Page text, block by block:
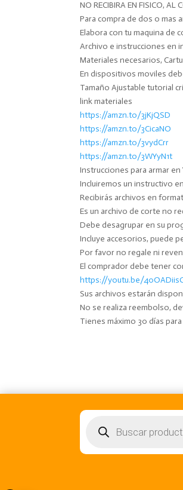
NO RECIBIRA EN FISICO,
Para compra de dos o mas
Elabora con tu maquina de
Archivo e instrucciones en
Materiales necesarios,
En dispositivos moviles
Tamaño Ajustable tutorial
link materiales
https://amzn.to/3jKjQSD
https://amzn.to/3CicaNO
https://amzn.to/3vydCrr
https://amzn.to/3WYyN1t
Instrucciones para armar
Incluiremos un instructivo
Recibirás archivos en
Es un archivo de corte no
Debe desagrupar en su
Incluye accesorios, puede
Por favor no regale ni
El comprador debe tener
https://youtu.be/
Sus archivos estarán
No se realiza reembolso,
Tienes máximo 30 días
productos